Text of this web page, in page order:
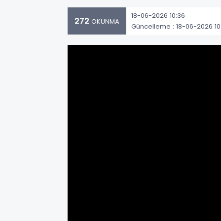
272 OKUNMA
18-06-2026 10:36
Güncelleme : 18-06-2026